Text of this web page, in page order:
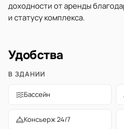
доходности от аренды
и статусу комплекса.
Удобства
В ЗДАНИИ
Бассейн
Консьерж 24/7